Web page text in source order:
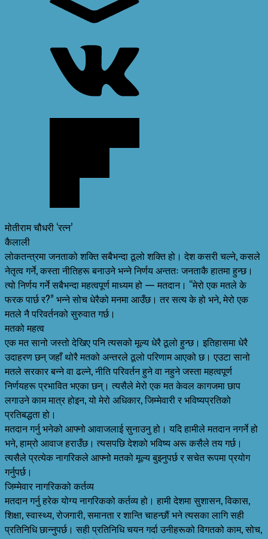
मोतीराम चौधरी ‘रत्न’
कैलाली
लोकतन्त्रमा जनताको शक्ति सबैभन्दा ठूलो शक्ति हो। देश कसरी चल्ने, कसले
नेतृत्व गर्ने, कस्ता नीतिहरू बनाउने भन्ने निर्णय अन्ततः जनताकै हातमा हुन्छ।
त्यो निर्णय गर्ने सबैभन्दा महत्वपूर्ण माध्यम हो — मतदान। “मेरो एक मतले के
फरक पार्छ र?” भन्ने सोच धेरैको मनमा आउँछ। तर सत्य के हो भने, मेरो एक
मतले नै परिवर्तनको सुरुवात गर्छ।
मतको महत्व
एक मत सानो जस्तो देखिए पनि त्यसको मूल्य धेरै ठूलो हुन्छ। इतिहासमा धेरै
उदाहरण छन् जहाँ थोरै मतको अन्तरले ठूलो परिणाम आएको छ। एउटा सानो
मतले सरकार बन्ने वा ढल्ने, नीति परिवर्तन हुने वा नहुने जस्ता महत्वपूर्ण
निर्णयहरू प्रभावित भएका छन्। त्यसैले मेरो एक मत केवल कागजमा छाप
लगाउने काम मात्र होइन, यो मेरो अधिकार, जिम्मेवारी र भविष्यप्रतिको
प्रतिबद्धता हो।
मतदान गर्नु भनेको आफ्नो आवाजलाई सुनाउनु हो। यदि हामीले मतदान नगर्ने हो
भने, हाम्रो आवाज हराउँछ। त्यसपछि देशको भविष्य अरू कसैले तय गर्छ।
त्यसैले प्रत्येक नागरिकले आफ्नो मतको मूल्य बुझ्नुपर्छ र सचेत रूपमा प्रयोग
गर्नुपर्छ।
जिम्मेवार नागरिकको कर्तव्य
मतदान गर्नु हरेक योग्य नागरिकको कर्तव्य हो। हामी देशमा सुशासन, विकास,
शिक्षा, स्वास्थ्य, रोजगारी, समानता र शान्ति चाहन्छौं भने त्यसका लागि सही
प्रतिनिधि छान्नुपर्छ। सही प्रतिनिधि चयन गर्दा उनीहरूको विगतको काम, सोच,